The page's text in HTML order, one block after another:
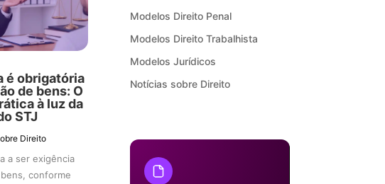
é obrigatória
de bens: O
à luz da
STJ
Direito
a ser exigência
conforme
Modelos Direito Penal
Modelos Direito Trabalhista
Modelos Jurídicos
Notícias sobre Direito